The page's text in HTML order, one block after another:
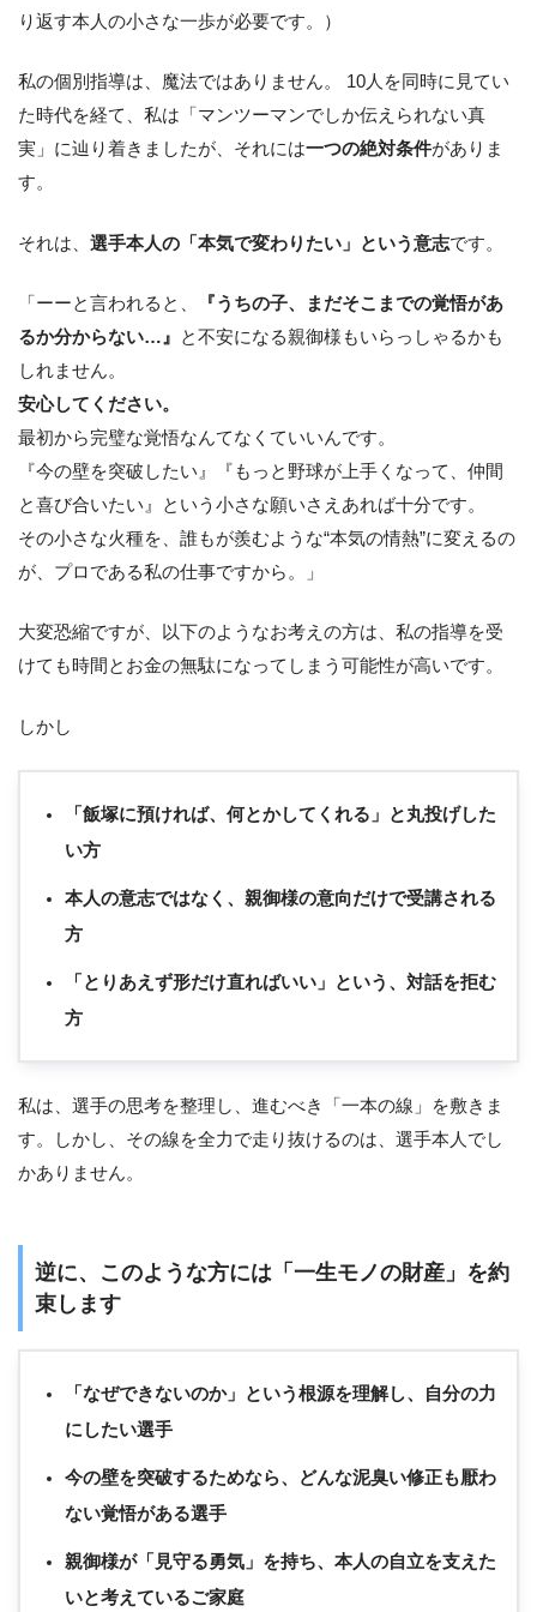
り返す本人の小さな一歩が必要です。）
私の個別指導は、魔法ではありません。 10人を同時に見てい
た時代を経て、私は「マンツーマンでしか伝えられない真
実」に辿り着きましたが、それには一つの絶対条件がありま
す。
それは、 選手本人の「本気で変わりたい」という意志です。
「ーーと言われると、
『うちの子、まだそこまでの覚悟があ
るか分からない…』
と不安になる親御様もいらっしゃるかも
しれません。
安心してください。
最初から完璧な覚悟なんてなくていいんです。
『今の壁を突破したい』『もっと野球が上手くなって、仲間
と喜び合いたい』という小さな願いさえあれば十分です。
その小さな火種を、誰もが羨むような“本気の情熱”に変えるの
が、プロである私の仕事ですから。」
大変恐縮ですが、以下のようなお考えの方は、私の指導を受
けても時間とお金の無駄になってしまう可能性が高いです。
しかし
「飯塚に預ければ、何とかしてくれる」と丸投げした
い方
本人の意志ではなく、親御様の意向だけで受講される
方
「とりあえず形だけ直ればいい」という、対話を拒む
方
私は、選手の思考を整理し、進むべき「一本の線」を敷きま
す。しかし、その線を全力で走り抜けるのは、選手本人でし
かありません。
逆に、このような方には「一生モノの財産」を約
束します
「なぜできないのか」という根源を理解し、自分の力
にしたい選手
今の壁を突破するためなら、どんな泥臭い修正も厭わ
ない覚悟がある選手
親御様が「見守る勇気」を持ち、本人の自立を支えた
いと考えているご家庭